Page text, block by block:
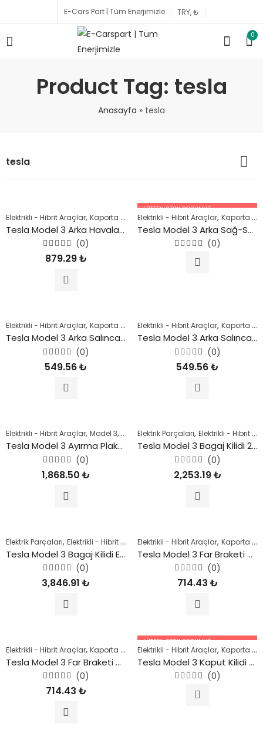
E-Cars Part | Tüm Enerjimizle
0
Product Tag: tesla
Anasayfa » tesla
tesla
Elektrikli - Hibrit Araçlar, Kaporta Parçaları ,Model 3,Model Y, Şase
Tesla Model 3 Arka Havalandırma Izgarası 2018 Sonrası
5
üzerinden
(0)
879.29₺
LÜTFEN STOK SORUNUZ.
05447227756
Elektrikli - Hibrit Araçlar, Kaporta Parçaları
Tesla Model 3 Arka Sağ-Sol Salıncak 2018 Sonrası
üzerinden
(0)
Elektrikli - Hibrit Araçlar, Kaporta Parçaları ,Model 3,Model Y, Şase
Tesla Model 3 Arka Salıncak Koruyucu Kapak (Sağ) 2018 Sonrası
5
üzerinden
(0)
549.56₺
Elektrikli - Hibrit Araçlar, Kaporta Parçaları
Tesla Model 3 Arka Salıncak Koruyucu Kapak (Sol) 2018 Sonrası
5
üzerinden
(0)
549.56₺
Elektrikli - Hibrit Araçlar, Model 3, Motor Parçaları,Tesla
Tesla Model 3 Ayırma Plakası, Yağ Karteri 2018 Sonrası
5
üzerinden
(0)
1,868.50 ₺
Elektrik Parçaları, Elektrikli - Hibrit Araçlar
Tesla Model 3 Bagaj Kilidi 2018 Sonrası
5
üzerinden
(0)
2,253.19₺
Elektrik Parçaları, Elektrikli - Hibrit Araçlar ,Kaporta Parçaları,Model 3,
Tesla Model 3 Bagaj Kilidi Elektrikli 2018 Sonrası
5
üzerinden
(0)
3,846.91 ₺
Elektrikli - Hibrit Araçlar, Kaporta Parçaları
Tesla Model 3 Far Braketi Sağ 2018 Sonrası
5
üzerinden
(0)
714.43 ₺
Elektrikli - Hibrit Araçlar, Kaporta Parçaları ,Model Y,Şase Parçaları,Tesla
Tesla Model 3 Far Braketi Sol Ön 2018 Sonrası
5
üzerinden
(0)
714.43 ₺
LÜTFEN STOK SORUNUZ.
05447227756
Elektrikli - Hibrit Araçlar, Kaporta Parçaları
Tesla Model 3 Kaput Kilidi 2018 Sonrası
üzerinden
(0)